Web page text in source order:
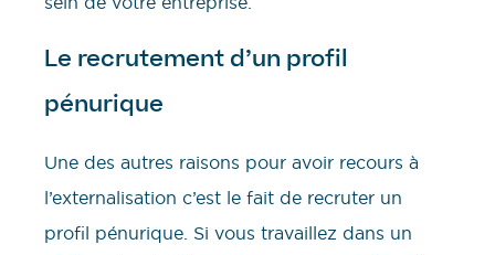
Le recrutement d’un profil
pénurique
Une des autres raisons pour avoir recours à
l’externalisation c’est le fait de recruter un
profil pénurique. Si vous travaillez dans un